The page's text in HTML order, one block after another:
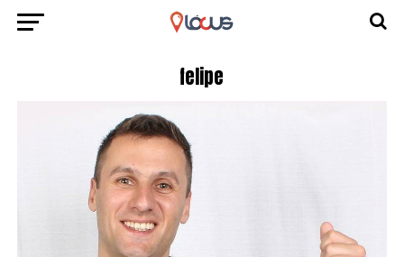
felipe